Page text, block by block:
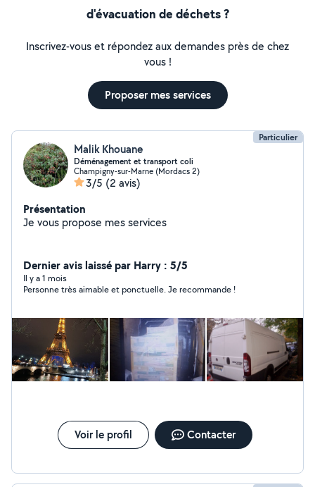
d'évacuation de déchets ?
Inscrivez-vous et répondez aux demandes près de chez
vous !
Proposer mes services
Particulier
Malik Khouane
Déménagement et transport coli
Champigny-sur-Marne (Mordacs 2)
3/5 (2 avis)
Présentation
Je vous propose mes services
Dernier avis laissé par Harry : 5/5
Il y a 1 mois
Personne très aimable et ponctuelle. Je recommande !
Voir le profil Contacter